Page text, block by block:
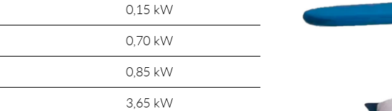
0,15 kW
0,70 kW
0,85 kW
3,65 kW